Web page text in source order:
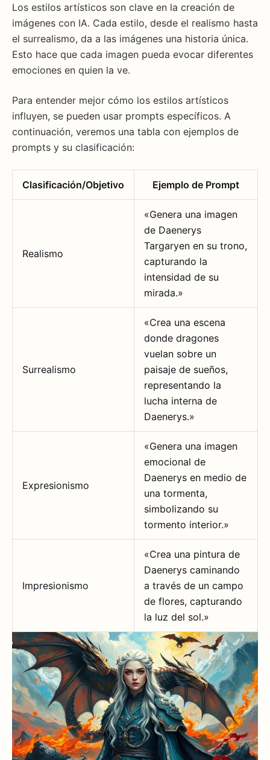
Los estilos artísticos son clave en la creación de
imágenes con IA. Cada estilo, desde el realismo hasta
el surrealismo, da a las imágenes una historia única.
Esto hace que cada imagen pueda evocar diferentes
emociones en quien la ve.
Para entender mejor cómo los estilos artísticos
influyen, se pueden usar prompts específicos. A
continuación, veremos una tabla con ejemplos de
prompts y su clasificación:
Clasificación/Objetivo Ejemplo de Prompt
Realismo
«Genera una imagen
de Daenerys
Targaryen en su trono,
capturando la
intensidad de su
mirada.»
Surrealismo
«Crea una escena
donde dragones
vuelan sobre un
paisaje de sueños,
representando la
lucha interna de
Daenerys.»
Expresionismo
«Genera una imagen
emocional de
Daenerys en medio de
una tormenta,
simbolizando su
tormento interior.»
Impresionismo
«Crea una pintura de
Daenerys caminando
a través de un campo
de flores, capturando
la luz del sol.»